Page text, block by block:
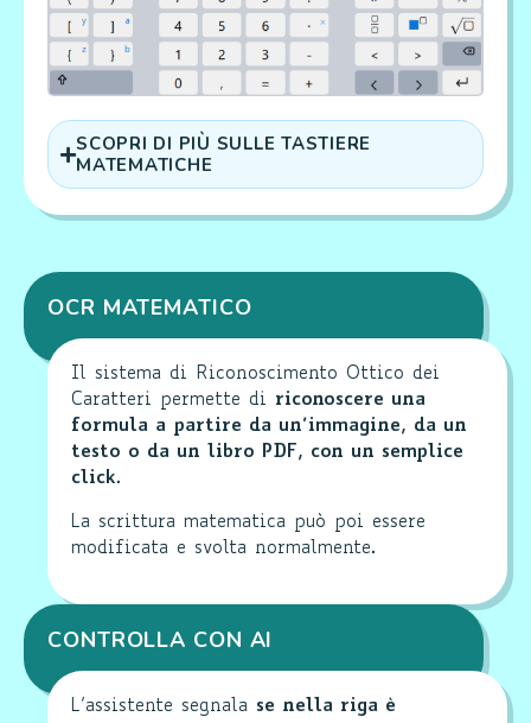
SCOPRI DI PIÙ SULLE TASTIERE
MATEMATICHE
OCR MATEMATICO
Il sistema di Riconoscimento Ottico dei
Caratteri permette di riconoscere una
formula a partire da un’immagine, da un
testo o da un libro PDF, con un semplice
click.
La scrittura matematica può poi essere
modificata e svolta normalmente.
CONTROLLA CON AI
L’assistente segnala se nella riga è